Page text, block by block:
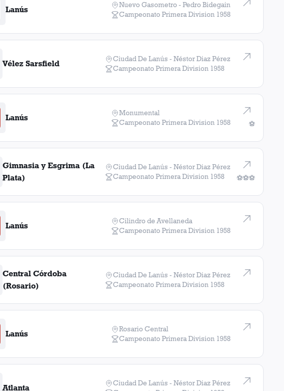
Lanús
Nuevo Gasometro - Pedro Bidegain
Campeonato Primera Division 1958
Vélez Sarsfield
Ciudad De Lanús - Néstor Diaz Pérez
Campeonato Primera Division 1958
⚽
Lanús
Monumental
Campeonato Primera Division 1958
⚽⚽⚽
Gimnasia y Esgrima (La
Plata)
Ciudad De Lanús - Néstor Diaz Pérez
Campeonato Primera Division 1958
Lanús
Cilindro de Avellaneda
Campeonato Primera Division 1958
Central Córdoba
(Rosario)
Ciudad De Lanús - Néstor Diaz Pérez
Campeonato Primera Division 1958
Lanús
Rosario Central
Campeonato Primera Division 1958
Atlanta
Ciudad De Lanús - Néstor Diaz Pérez